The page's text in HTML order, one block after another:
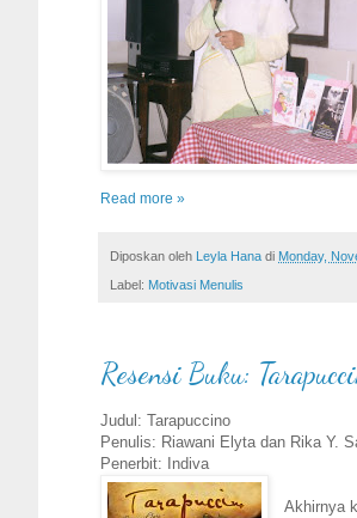
Read more »
Diposkan oleh Leyla Hana di Monday,
Label: Motivasi Menulis
Resensi Buku:
Judul: Tarapuccino
Penulis: Riawani Elyta dan Rika Y.
Penerbit: Indiva
Akhirnya